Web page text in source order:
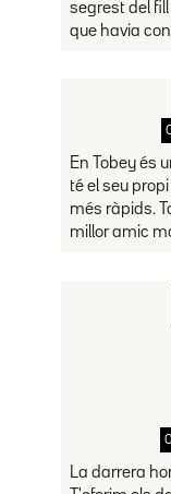
segrest del
que havia
En Tobey és
té el seu
més ràpids.
millor amic
La darrera